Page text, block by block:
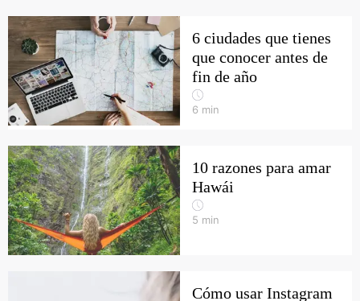
6 ciudades que tienes
que conocer antes de
fin de año
6 min
10 razones para amar
Hawái
5 min
Cómo usar Instagram